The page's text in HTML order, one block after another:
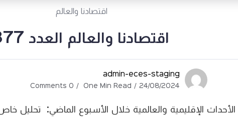
اقتصادنا والعالم
اقتصادنا والعالم العدد 377
admin-eces-staging
24/08/2024
One Min Read
0 Comments
الإقليمية والعالمية خلال الأسبوع الماضي: تحليل